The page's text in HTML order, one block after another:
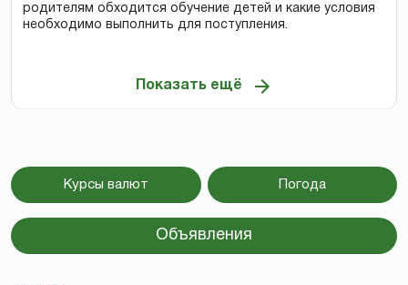
родителям обходится обучение детей и какие условия
необходимо выполнить для поступления.
Показать ещё
Курсы валют Погода
Объявления